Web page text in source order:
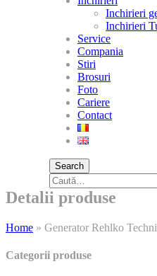
Inchirieri
Inchirieri
Service
Compania
Stiri
Brosuri
Foto
Cariere
Contact
Search
Detalii produse
Home » Generator Rehlko
Categorii produse